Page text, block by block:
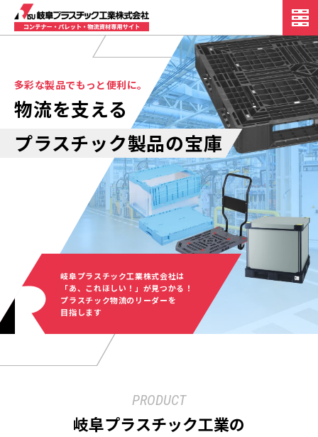
多彩な製品でもっと便利に。
物流を支える
プラスチック製品の宝庫
岐阜プラスチック工業株式会社は
「あ、これほしい！」が見つかる！
プラスチック物流のリーダーを
目指します
PRODUCT
岐阜プラスチック工業の